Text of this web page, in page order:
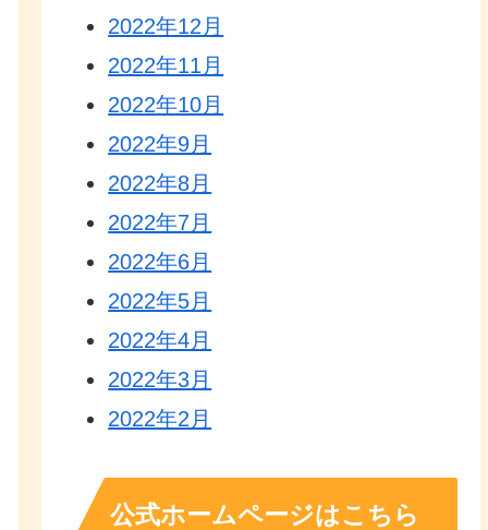
2022年12月
2022年11月
2022年10月
2022年9月
2022年8月
2022年7月
2022年6月
2022年5月
2022年4月
2022年3月
2022年2月
公式ホームページはこちら